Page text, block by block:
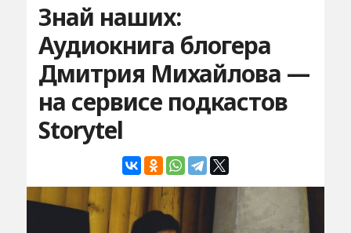
Знай наших:
Аудиокнига блогера
Дмитрия Михайлова —
на сервисе подкастов
Storytel